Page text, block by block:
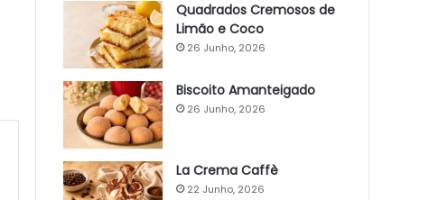
Quadrados Cremosos de
Limão e Coco
26 Junho, 2026
Biscoito Amanteigado
26 Junho, 2026
La Crema Caffè
22 Junho, 2026